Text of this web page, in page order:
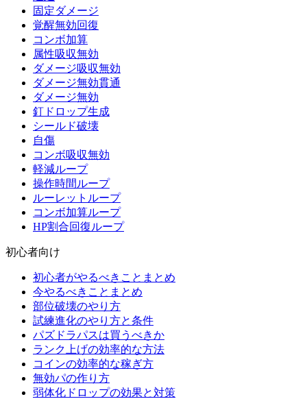
固定ダメージ
覚醒無効回復
コンボ加算
属性吸収無効
ダメージ吸収無効
ダメージ無効貫通
ダメージ無効
釘ドロップ生成
シールド破壊
自傷
コンボ吸収無効
軽減ループ
操作時間ループ
ルーレットループ
コンボ加算ループ
HP割合回復ループ
初心者向け
初心者がやるべきことまとめ
今やるべきことまとめ
部位破壊のやり方
試練進化のやり方と条件
パズドラパスは買うべきか
ランク上げの効率的な方法
コインの効率的な稼ぎ方
無効パの作り方
弱体化ドロップの効果と対策